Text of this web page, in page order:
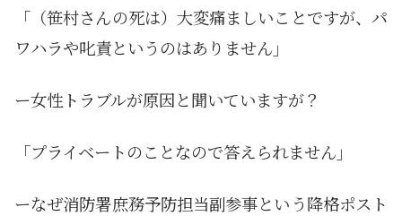
「（笹村さんの死は）大変痛ましいことですが、パ
ワハラや叱責というのはありません」
ー女性トラブルが原因と聞いていますが？
「プライベートのことなので答えられません」
ーなぜ消防署庶務予防担当副参事という降格ポスト